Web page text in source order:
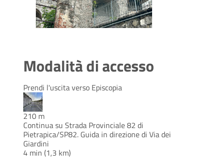
Modalità di accesso
Prendi l'uscita verso Episcopia
210 m
Continua su Strada Provinciale 82 di
Pietrapica/SP82. Guida in direzione di Via dei
Giardini
4 min (1,3 km)